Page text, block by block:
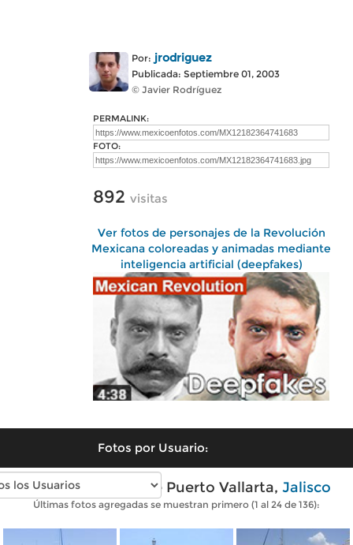
Por: jrodriguez
Publicada: Septiembre 01, 2003
© Javier Rodríguez
PERMALINK:
FOTO:
892 visitas
Ver fotos de personajes de la Revolución
Mexicana coloreadas y animadas mediante
inteligencia artificial (deepfakes)
Fotos por Usuario:
Fotos modernas de Puerto Vallarta, Jalisco
Últimas fotos agregadas se muestran primero (1 al 24 de 136):